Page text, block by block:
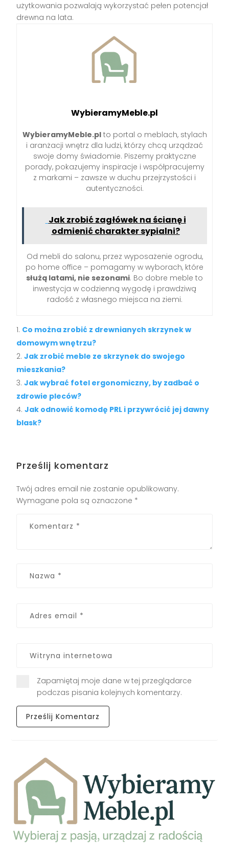
użytkowania pozwalają wykorzystać pełen potencjał
drewna na lata.
WybieramyMeble.pl
WybieramyMeble.plto portal o meblach, stylach
i aranżacji wnętrz dla ludzi, którzy chcą urządzać
swoje domy świadomie. Piszemy praktyczne
porady, pokazujemy inspiracje i współpracujemy
z markami – zawsze w duchu przejrzystości i
autentyczności.
Jak zrobić zagłówek na ścianę i
odmienić charakter sypialni?
Od mebli do salonu, przez wyposażenie ogrodu,
po home office – pomagamy w wyborach, które
służą latami, nie sezonami. Bo dobre meble to
inwestycja w codzienną wygodę i prawdziwą
radość z własnego miejsca na ziemi.
Co można zrobić z drewnianych skrzynek w
domowym wnętrzu?
Jak zrobić meble ze skrzynek do swojego
mieszkania?
Jak wybrać fotel ergonomiczny, by zadbać o
zdrowie pleców?
Jak odnowić komodę PRL i przywrócić jej dawny
blask?
Prześlij komentarz
Twój adres email nie zostanie opublikowany.
Wymagane pola są oznaczone *
Zapamiętaj moje dane w tej przeglądarce
podczas pisania kolejnych komentarzy.